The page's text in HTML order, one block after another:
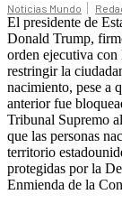
Noticias Mundo
El presidente de
Donald Trump,
orden ejecutiva con
restringir la
nacimiento, pese a
anterior fue
Tribunal Supremo
que las personas
territorio
protegidas por la
Enmienda de la